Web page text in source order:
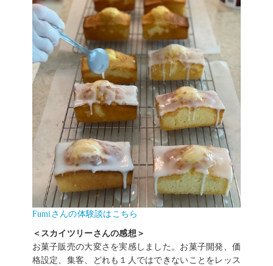
Fumiさんの体験談はこちら
＜スカイツリーさんの感想＞
お菓子販売の大変さを実感しました。お菓子開発、価
格設定、集客、どれも１人ではできないことをレッス